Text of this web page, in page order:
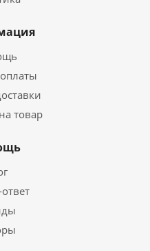
товар